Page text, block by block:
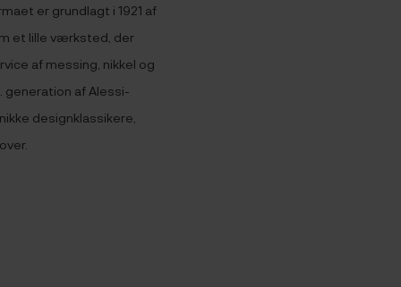
er grundlagt i 1921 af
et lille værksted, der
af messing, nikkel og
generation af Alessi-
designklassikere,